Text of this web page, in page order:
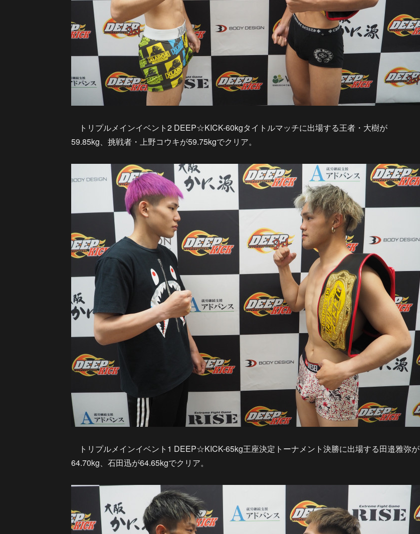
トリプルメインイベント2 DEEP☆KICK-60kgタイトルマッチに出場する王者・大樹が
59.85kg、挑戦者・上野コウキが59.75kgでクリア。
トリプルメインイベント1 DEEP☆KICK-65kg王座決定トーナメント決勝に出場する田邉雅弥が
64.70kg、石田迅が64.65kgでクリア。